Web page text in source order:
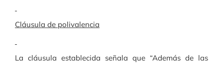
Cláusula de polivalencia
La cláusula establecida señala que “Además de las